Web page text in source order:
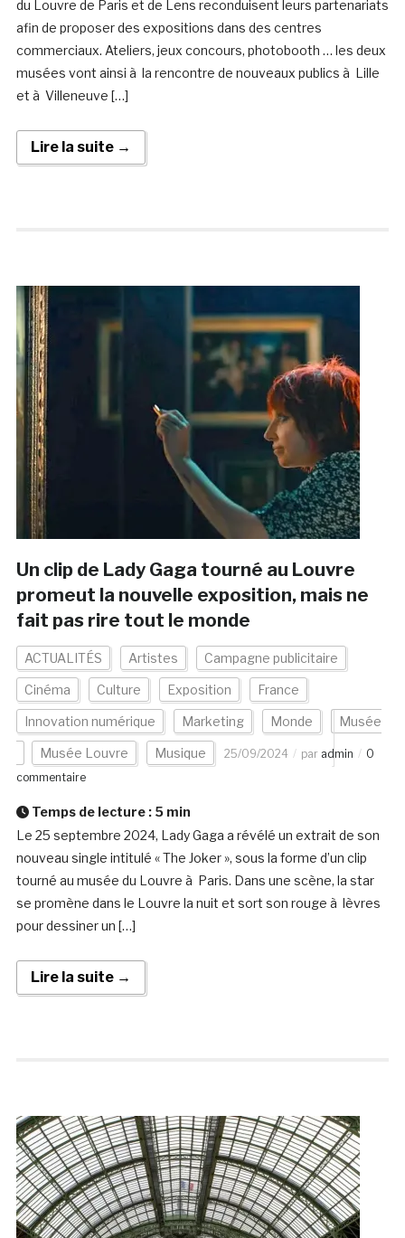
du Louvre de Paris et de Lens reconduisent leurs partenariats
afin de proposer des expositions dans des centres
commerciaux. Ateliers, jeux concours, photobooth … les deux
musées vont ainsi à la rencontre de nouveaux publics à Lille
et à Villeneuve […]
Lire la suite →
Un clip de Lady Gaga tourné au Louvre
promeut la nouvelle exposition, mais ne
fait pas rire tout le monde
ACTUALITÉS Artistes Campagne publicitaire
Cinéma Culture Exposition France
Innovation numérique Marketing Monde Musée
Musée Louvre Musique 25/09/2024 par admin
0
commentaire
Temps de lecture : 5 min
Le 25 septembre 2024, Lady Gaga a révélé un extrait de son
nouveau single intitulé « The Joker », sous la forme d’un clip
tourné au musée du Louvre à Paris. Dans une scène, la star
se promène dans le Louvre la nuit et sort son rouge à lèvres
pour dessiner un […]
Lire la suite →